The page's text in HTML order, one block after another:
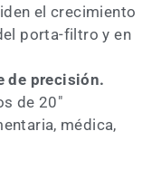
el crecimiento
porta-filtro y en
de precisión.
de 20"
médica,